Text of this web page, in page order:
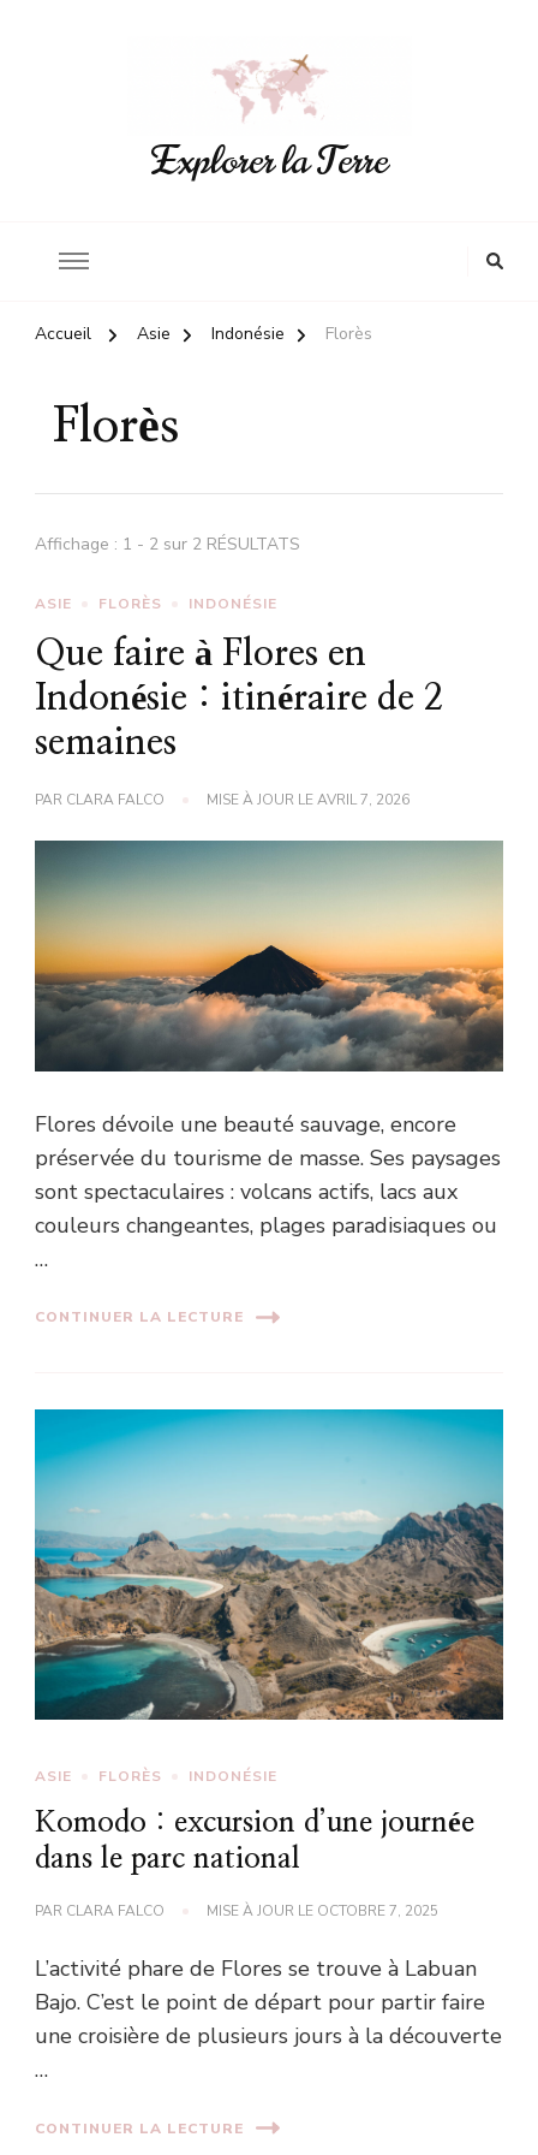
Explorer la Terre
Accueil Asie Indonésie Florès
Florès
Affichage : 1 - 2 sur 2 RÉSULTATS
ASIE FLORÈS INDONÉSIE
Que faire à Flores en
Indonésie : itinéraire de 2
semaines
PAR CLARA FALCO MISE À JOUR LEAVRIL 7, 2026
Flores dévoile une beauté sauvage, encore
préservée du tourisme de masse. Ses paysages
sont spectaculaires : volcans actifs, lacs aux
couleurs changeantes, plages paradisiaques ou
…
CONTINUER LA LECTURE
ASIE FLORÈS INDONÉSIE
Komodo : excursion d’une journée
dans le parc national
PAR CLARA FALCO MISE À JOUR LE OCTOBRE 7, 2025
L’activité phare de Flores se trouve à Labuan
Bajo. C’est le point de départ pour partir faire
une croisière de plusieurs jours à la découverte
…
CONTINUER LA LECTURE